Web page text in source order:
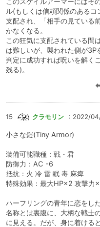
ル(もしくは信頼関係のある
支配され、「相手の見ている
かなくなる。
この狂気に支配されている間
は難しいが、襲われた側が
判定に成功すれば呪いを解く
残る)。
15 クラモリン : 2022/
小さな鎧(Tiny Armor)
装備可能職種：戦・君
防御力：AC -6
抵抗：火 冷 雷 眠 毒 麻痺
特殊効果：最大HP×2 攻撃力
ハーフリングの青年に恋をし
名称とは裏腹に、大柄な戦士
に見える。だが、身に着ける